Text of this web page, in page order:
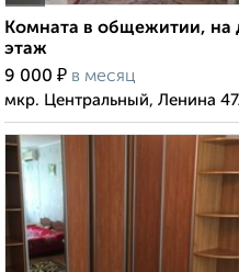
Комната в общежитии, на
этаж
9 000 ₽ в месяц
мкр. Центральный, Ленина